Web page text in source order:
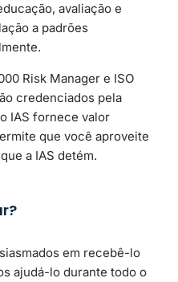
avaliação e
a padrões
Risk Manager e ISO
credenciados pela
IAS fornece valor
que você aproveite
a IAS detém.
em recebê-lo
ajudá-lo durante todo o